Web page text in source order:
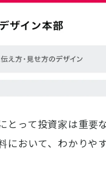
とって投資家は重要
において、わかりや